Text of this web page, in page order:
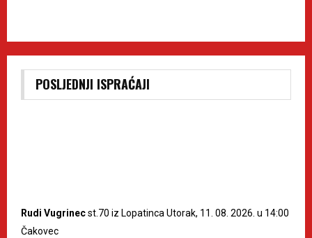
POSLJEDNJI ISPRAĆAJI
Rudi Vugrinecst.70 iz Lopatinca Utorak, 11. 08. 2026. u 14:00
Čakovec